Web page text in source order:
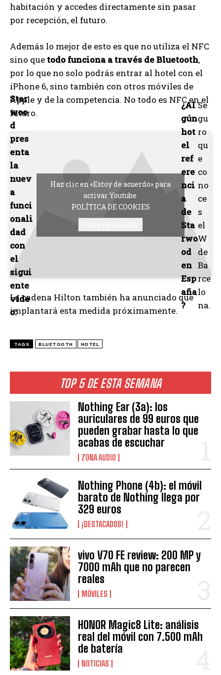
TOP 5 DE ESTA SEMANA
Nothing Ear (3a): los
auriculares de 99 euros que
pueden grabar hasta lo que
acabas de escuchar
ZONA AUDIO
Nothing Phone (4b): el móvil
barato de Nothing llega por
329 euros
¡DESTACADOS!
vivo V70 FE review: 200 MP y
7000 mAh que no parecen
reales
MÓVILES
HONOR Magic8 Lite: análisis
real del móvil con 7.500 mAh
de batería
NOTICIAS
habitación y accedes directamente sin pasar
por recepción, el futuro.
Además lo mejor de esto es que no utiliza el NFC
sino que todo funciona a través de Bluetooth,
por lo que no solo podrás entrar al hotel con el
iPhone 6, sino también con otros móviles de
Apple y de la competencia. No todo es NFC en el
futuro.
Star
woo
d
pres
enta
la
nuev
a
funci
onali
dad
con
el
sigui
ente
víde
o:
¿Al
gún
hot
el
ref
ere
nci
a
de
Sta
rwo
od
en
Esp
aña
?
Se
gu
ro
qu
e
co
no
ce
s
el
W
de
Ba
rce
lo
na.
Haz clic en «Estoy de acuerdo» para
activar Youtube
POLÍTICA DE COOKIES
La cadena Hilton también ha anunciado que
implantará esta medida próximamente.
TAGS BLUETOOTH HOTEL